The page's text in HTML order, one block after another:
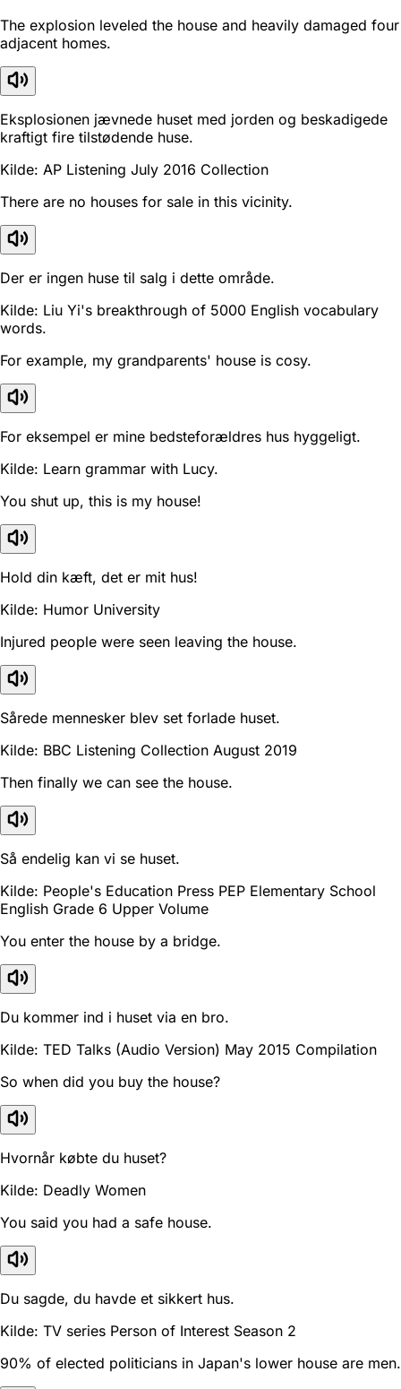
The explosion leveled the house and heavily damaged four
adjacent homes.
Eksplosionen jævnede huset med jorden og beskadigede
kraftigt fire tilstødende huse.
Kilde: AP Listening July 2016 Collection
There are no houses for sale in this vicinity.
Der er ingen huse til salg i dette område.
Kilde: Liu Yi's breakthrough of 5000 English vocabulary
words.
For example, my grandparents' house is cosy.
For eksempel er mine bedsteforældres hus hyggeligt.
Kilde: Learn grammar with Lucy.
You shut up, this is my house!
Hold din kæft, det er mit hus!
Kilde: Humor University
Injured people were seen leaving the house.
Sårede mennesker blev set forlade huset.
Kilde: BBC Listening Collection August 2019
Then finally we can see the house.
Så endelig kan vi se huset.
Kilde: People's Education Press PEP Elementary School
English Grade 6 Upper Volume
You enter the house by a bridge.
Du kommer ind i huset via en bro.
Kilde: TED Talks (Audio Version) May 2015 Compilation
So when did you buy the house?
Hvornår købte du huset?
Kilde: Deadly Women
You said you had a safe house.
Du sagde, du havde et sikkert hus.
Kilde: TV series Person of Interest Season 2
90% of elected politicians in Japan's lower house are men.